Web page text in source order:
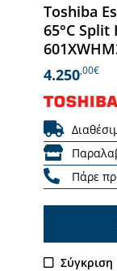
Toshiba
65°C Split
4.250,00€
Πάρε
Σύγκριση